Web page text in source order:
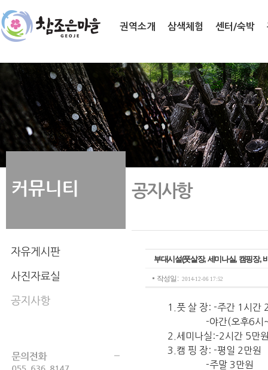
권역소개 삼색체험 센터/숙박
공지사항
부대시설(풋살장, 세미나실, 캠핑장,
작성일 : 2014-12-06 17:52
1.풋 살 장: -주간 1시간
-야간(오후6시~9
2.세미나실:-2시간 5만
3.캠 핑 장: -평일 2만원
-주말 3만원